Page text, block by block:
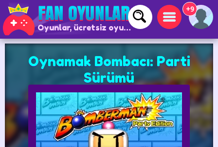
Oyunlar, ücretsiz oyunlar ve çevrimiçi oyunlar
+9
Oynamak Bombacı: Parti
Sürümü